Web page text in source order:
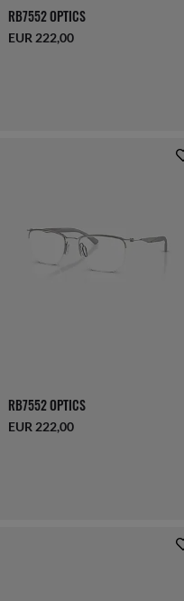
RB7552 OPTICS
EUR 222,00
RB7552 OPTICS
EUR 222,00